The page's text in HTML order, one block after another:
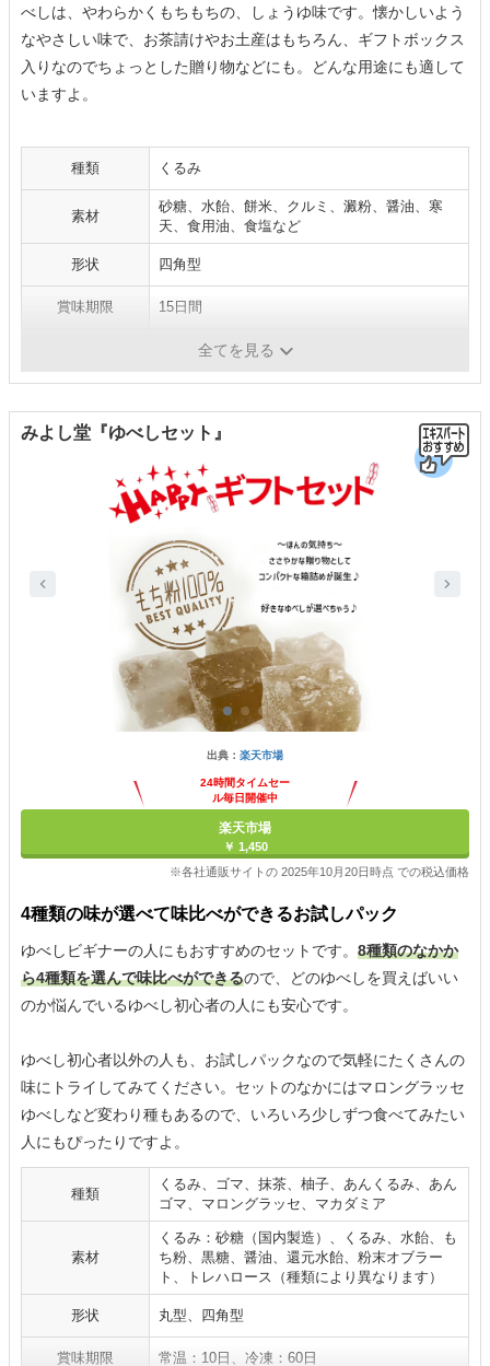
べしは、やわらかくもちもちの、しょうゆ味です。懐かしいよう
なやさしい味で、お茶請けやお土産はもちろん、ギフトボックス
入りなのでちょっとした贈り物などにも。どんな用途にも適して
いますよ。
種類 くるみ
素材
砂糖、水飴、餅米、クルミ、澱粉、醤油、寒
天、食用油、食塩など
形状 四角型
賞味期限 15日間
10個入全てを見る
みよし堂『ゆべしセット』
出典： 楽天市場
24時間タイムセー
ル毎日開催中
楽天市場
￥ 1,450
※各社通販サイトの 2025年10月20日時点 での税込価格
4種類の味が選べて味比べができるお試しパック
ゆべしビギナーの人にもおすすめのセットです。 8種類のなかか
ら4種類を選んで味比べができるので、どのゆべしを買えばいい
のか悩んでいるゆべし初心者の人にも安心です。
ゆべし初心者以外の人も、お試しパックなので気軽にたくさんの
味にトライしてみてください。セットのなかにはマロングラッセ
ゆべしなど変わり種もあるので、いろいろ少しずつ食べてみたい
人にもぴったりですよ。
種類
くるみ、ゴマ、抹茶、柚子、あんくるみ、あん
ゴマ、マロングラッセ、マカダミア
素材
くるみ：砂糖（国内製造）、くるみ、水飴、も
ち粉、黒糖、醤油、還元水飴、粉末オブラー
ト、トレハロース（種類により異なります）
形状 丸型、四角型
賞味期限 常温：10日、冷凍：60日